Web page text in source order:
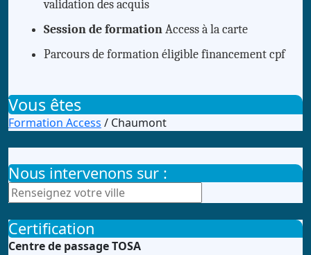
validation des acquis
Session de formationAccess à la carte
Parcours de formation éligible financement cpf
Vous êtes
Formation Access / Chaumont
Nous intervenons sur :
Certification
Centre de passage TOSA